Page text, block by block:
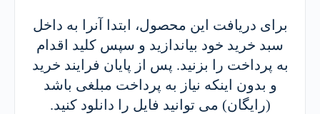
برای دریافت این محصول، ابتدا آنرا به داخل
سبد خرید خود بیاندازید و سپس کلید اقدام
به پرداخت را بزنید. پس از پایان فرایند خرید
و بدون اینکه نیاز به پرداخت مبلغی باشد
(رایگان) می توانید فایل را دانلود کنید.